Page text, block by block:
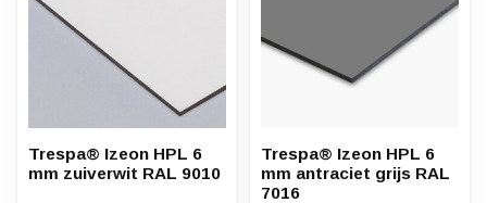
Trespa® Izeon HPL 6
mm zuiverwit RAL 9010
Trespa® Izeon HPL 6
mm antraciet grijs RAL
7016